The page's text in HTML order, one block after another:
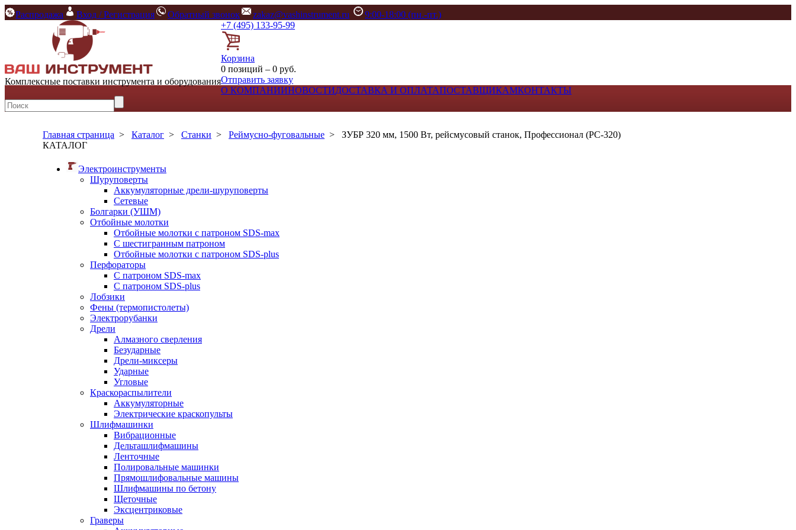
Распродажа Вход / Регистрация Обратный звонок zakaz@vashinstrument.ru 9:00-18:00 (пн.-пт.)
Комплексные поставки инструмента и оборудования
+7 (495) 133-95-99
Корзина
0 позиций – 0 руб.
Отправить заявку
О КОМПАНИИНОВОСТИДОСТАВКА И ОПЛАТАПОСТАВЩИКАМКОНТАКТЫ
Главная страница > Каталог > Станки > Реймусно-фуговальные > ЗУБР 320 мм, 1500 Вт, рейсмусовый станок, Профессионал (РС-320)
КАТАЛОГ
Электроинструменты
Шуруповерты
Аккумуляторные дрели-шуруповерты
Сетевые
Болгарки (УШМ)
Отбойные молотки
Отбойные молотки с патроном SDS-max
С шестигранным патроном
Отбойные молотки с патроном SDS-plus
Перфораторы
С патроном SDS-max
С патроном SDS-plus
Лобзики
Фены (термопистолеты)
Электрорубанки
Дрели
Алмазного сверления
Безударные
Дрели-миксеры
Ударные
Угловые
Краскораспылители
Аккумуляторные
Электрические краскопульты
Шлифмашинки
Вибрационные
Дельташлифмашины
Ленточные
Полировальные машинки
Прямошлифовальные машины
Шлифмашины по бетону
Щеточные
Эксцентриковые
Граверы